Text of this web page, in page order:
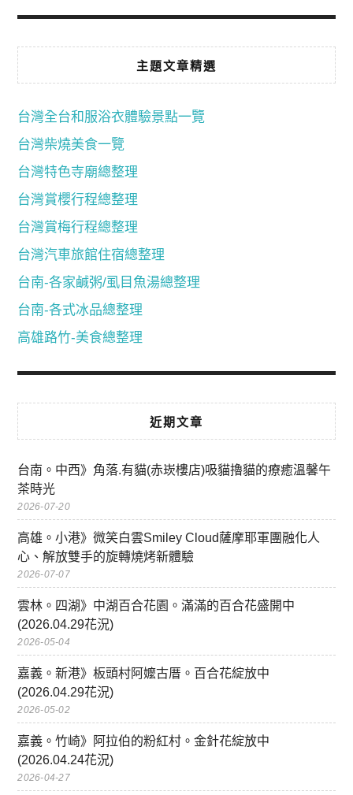
主題文章精選
台灣全台和服浴衣體驗景點一覽
台灣柴燒美食一覽
台灣特色寺廟總整理
台灣賞櫻行程總整理
台灣賞梅行程總整理
台灣汽車旅館住宿總整理
台南-各家鹹粥/虱目魚湯總整理
台南-各式冰品總整理
高雄路竹-美食總整理
近期文章
台南。中西》角落.有貓(赤崁樓店)吸貓擼貓的療癒溫馨午
茶時光
2026-07-20
高雄。小港》微笑白雲Smiley Cloud薩摩耶軍團融化人
心、解放雙手的旋轉燒烤新體驗
2026-07-07
雲林。四湖》中湖百合花園。滿滿的百合花盛開中
(2026.04.29花況)
2026-05-04
嘉義。新港》板頭村阿嬤古厝。百合花綻放中
(2026.04.29花況)
2026-05-02
嘉義。竹崎》阿拉伯的粉紅村。金針花綻放中
(2026.04.24花況)
2026-04-27